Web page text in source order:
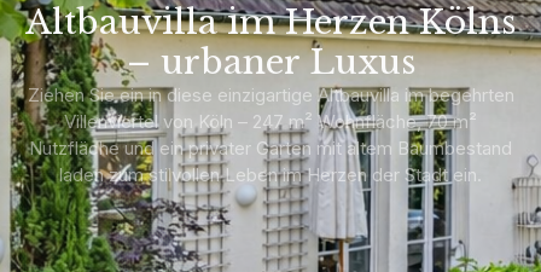
Altbauvilla im Herzen Kölns
– urbaner Luxus
Ziehen Sie ein in diese einzigartige Altbauvilla im begehrten
Villenviertel von Köln – 247 m² Wohnfläche, 70 m²
Nutzfläche und ein privater Garten mit altem Baumbestand
laden zum stilvollen Leben im Herzen der Stadt ein.